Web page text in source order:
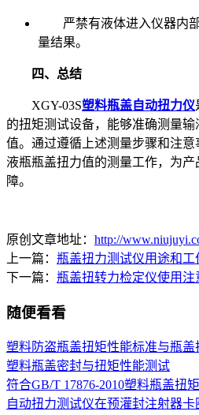
严禁有液体进入仪器内部
量结果。
四、总结
XGY-03S塑料瓶盖自动扭力仪
的扭矩测试设备，能够准确测量
值。通过遵循上述测量步骤和注
液瓶瓶盖扭力值的测量工作，为
障。
原创文章地址： http://
上一篇： 瓶盖扭力测试仪用途和工
下一篇： 瓶盖扭转力检定仪使用注
随便看看
塑料防盗瓶盖扭矩性能标准与瓶
塑料瓶盖密封与扭矩性能测试
符合GB/T 17876-2010塑料瓶盖扭
自动扭力测试仪在预灌封注射器